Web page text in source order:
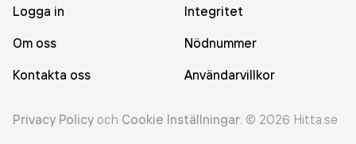
Logga in
Integritet
Om oss
Nödnummer
Kontakta oss
Användarvillkor
Privacy Policy och Cookie Inställningar. © 2026 Hitta.se